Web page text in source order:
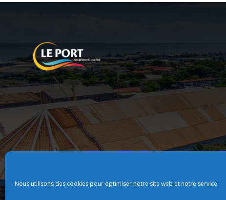
Nous utilisons des cookies pour optimiser notre site web et notre service.